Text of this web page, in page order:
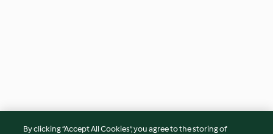
By clicking “Accept All Cookies”, you agree to the storing of